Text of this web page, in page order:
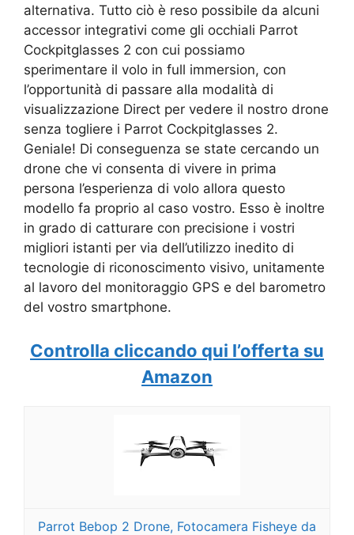
alternativa. Tutto ciò è reso possibile da alcuni
accessor integrativi come gli occhiali Parrot
Cockpitglasses 2 con cui possiamo
sperimentare il volo in full immersion, con
l’opportunità di passare alla modalità di
visualizzazione Direct per vedere il nostro drone
senza togliere i Parrot Cockpitglasses 2.
Geniale! Di conseguenza se state cercando un
drone che vi consenta di vivere in prima
persona l’esperienza di volo allora questo
modello fa proprio al caso vostro. Esso è inoltre
in grado di catturare con precisione i vostri
migliori istanti per via dell’utilizzo inedito di
tecnologie di riconoscimento visivo, unitamente
al lavoro del monitoraggio GPS e del barometro
del vostro smartphone.
Controlla cliccando qui l’offerta su
Amazon
Parrot Bebop 2 Drone, Fotocamera Fisheye da